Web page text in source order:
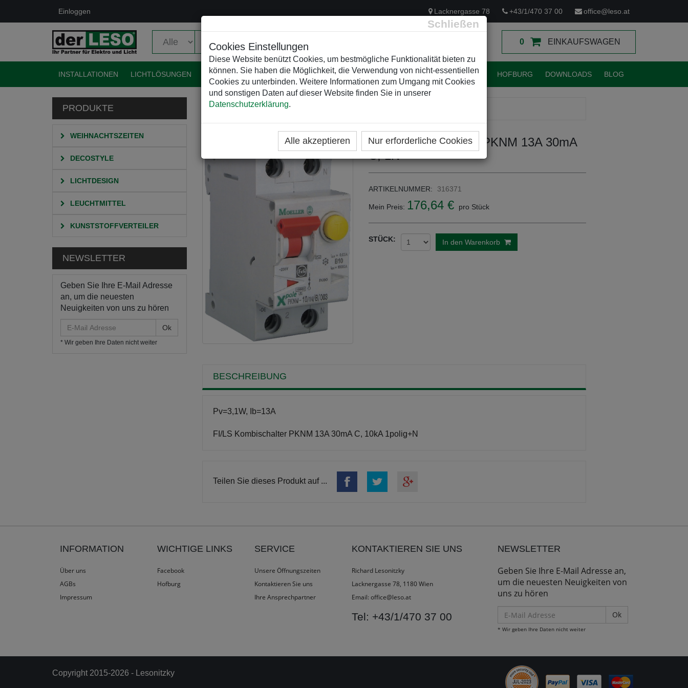
Schließen
Cookies Einstellungen
Diese Website benützt Cookies, um bestmögliche Funktionalität bieten zu
können. Sie haben die Möglichkeit, die Verwendung von nicht-essentiellen
Cookies zu unterbinden. Weitere Informationen zum Umgang mit Cookies
und sonstigen Daten auf dieser Website finden Sie in unserer
Datenschutzerklärung.
Alle akzeptieren Nur erforderliche Cookies
Einloggen Lacknergasse 78 +43/1/470 37 00 office@leso.at
0 EINKAUFSWAGEN
INSTALLATIONEN LICHTLÖSUNGEN EVENTELEKTRIK KUNSTSTOFFVERTEILER WEIHNACHTSBELEUCHTUNGEN HOFBURG DOWNLOADS BLOG
PRODUKTE
WEIHNACHTSZEITEN
DECOSTYLE
LICHTDESIGN
LEUCHTMITTEL
KUNSTSTOFFVERTEILER
NEWSLETTER
Geben Sie Ihre E-Mail Adresse
an, um die neuesten
Neuigkeiten von uns zu hören
Mail
Adresse
* Wir geben Ihre Daten nicht weiter
HOME KATEGORIEN
FI/LS Kombischalter PKNM 13A 30mA
C, 1N
ARTIKELNUMMER: 316371
Mein Preis: 176,64 € pro Stück
STÜCK: In den Warenkorb
BESCHREIBUNG
Pv=3,1W, Ib=13A
FI/LS Kombischalter PKNM 13A 30mA C, 10kA 1polig+N
Teilen Sie dieses Produkt auf ...
INFORMATION
Über uns
AGBs
Impressum
WICHTIGE LINKS
Facebook
Hofburg
SERVICE
Unsere Öffnungszeiten
Kontaktieren Sie uns
Ihre Ansprechpartner
KONTAKTIEREN SIE UNS
Richard Lesonitzky
Lacknergasse 78, 1180 Wien
Email: office@leso.at
Tel: +43/1/470 37 00
NEWSLETTER
Geben Sie Ihre E-Mail Adresse an,
um die neuesten Neuigkeiten von
uns zu hören
Mail
Adresse
* Wir geben Ihre Daten nicht weiter
Copyright 2015-2026 - Lesonitzky